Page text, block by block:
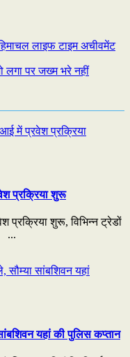
लाइफ टाइम अचीवमेंट
लगा पर जख्म भरे नहीं
प्रक्रिया शुरू
प्रक्रिया शुरू, विभिन्न ट्रेडों
...
यहां की पुलिस कप्तान